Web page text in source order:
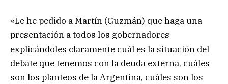
«Le he pedido a Martín (Guzmán) que haga una
presentación a todos los gobernadores
explicándoles claramente cuál es la situación del
debate que tenemos con la deuda externa, cuáles
son los planteos de la Argentina, cuáles son los